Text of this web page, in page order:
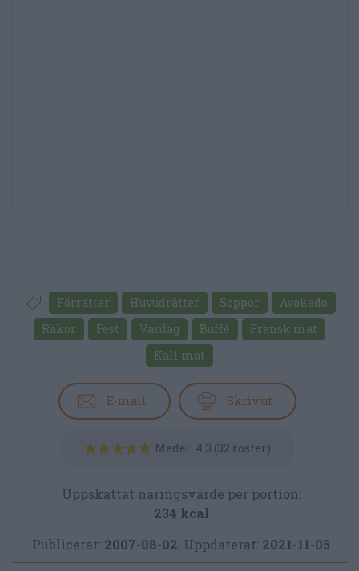
Förrätter Huvudrätter Soppor
Avokado
Räkor
Fest Vardag Buffé
Fransk mat
Kall mat
E-mail Skriv ut
Medel: 4.3 (32 röster)
Uppskattat näringsvärde per portion:
234 kcal
Publicerat: 2007-08-02, Uppdaterat: 2021-11-05